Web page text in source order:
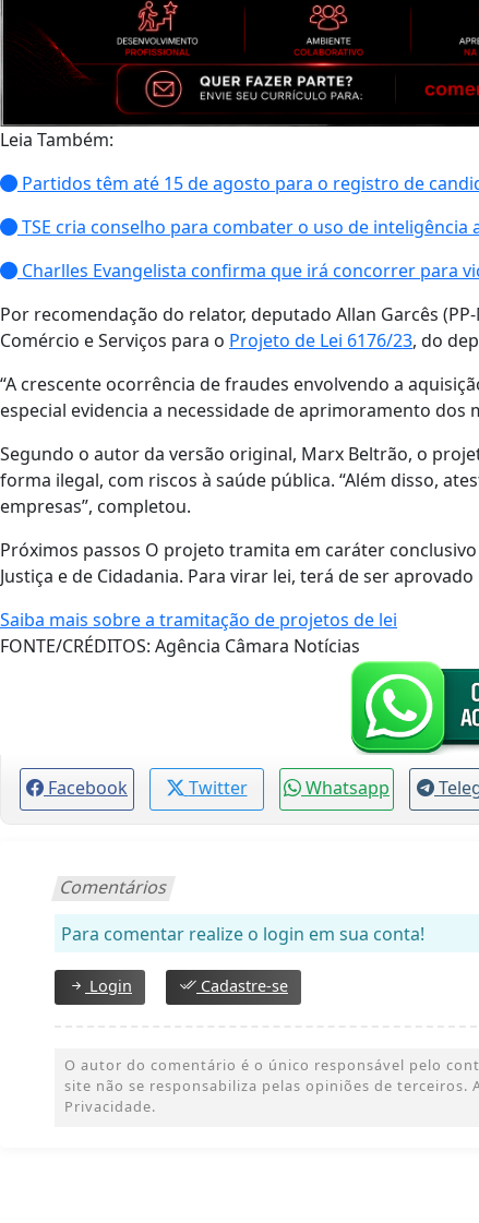
Leia Também:
Partidos têm até 15 de agosto para o registro de
TSE cria conselho para combater o uso de inteligência
Charlles Evangelista confirma que irá concorrer para
Por recomendação do relator, deputado Allan Garcês
Comércio e Serviços para o Projeto de Lei 6176/23, do
“A crescente ocorrência de fraudes envolvendo a
especial evidencia a necessidade de aprimoramento
Segundo o autor da versão original, Marx Beltrão, o
forma ilegal, com riscos à saúde pública. “Além disso,
empresas”, completou.
Próximos passos O projeto tramita em caráter
Justiça e de Cidadania. Para virar lei, terá de ser
Saiba mais sobre a tramitação de projetos de lei
FONTE/CRÉDITOS: Agência Câmara Notícias
Facebook Twitter Whatsapp
Comentários
Para comentar realize o login em sua conta!
Login Cadastre-se
O autor do comentário é o único responsável pelo
site não se responsabiliza pelas opiniões de terceiros.
Privacidade.